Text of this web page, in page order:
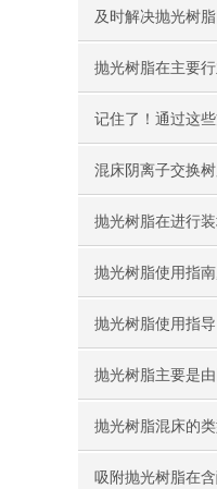
及时解决抛光树
的关键
抛光树脂在主要
享
记住了！通过这
离子交换树脂是
混床阴离子交换
用广泛
抛光树脂在进行
抛光树脂使用指
抛光树脂使用指导
抛光树脂主要是
的
抛光树脂混床的
吸附抛光树脂在